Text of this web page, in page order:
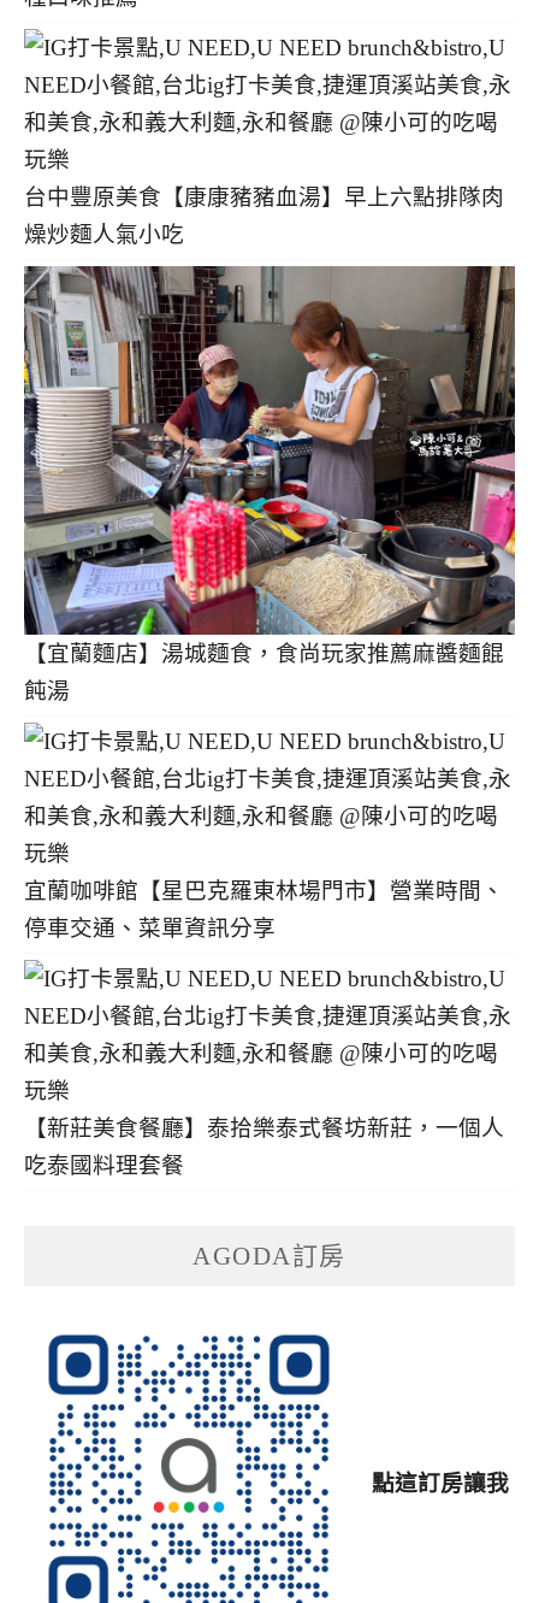
台中豐原美食【康康豬豬血湯】早上六點排隊肉
燥炒麵人氣小吃
【宜蘭麵店】湯城麵食，食尚玩家推薦麻醬麵餛
飩湯
宜蘭咖啡館【星巴克羅東林場門市】營業時間、
停車交通、菜單資訊分享
【新莊美食餐廳】泰拾樂泰式餐坊新莊，一個人
吃泰國料理套餐
AGODA訂房
點這訂房讓我